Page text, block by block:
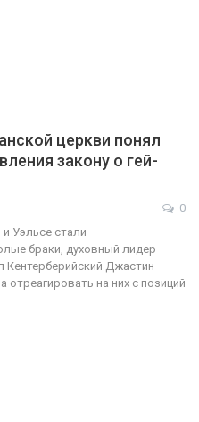
церкви понял
закону о гей-
0
Уэльсе стали
браки, духовный лидер
Кентерберийский Джастин
на них с позиций